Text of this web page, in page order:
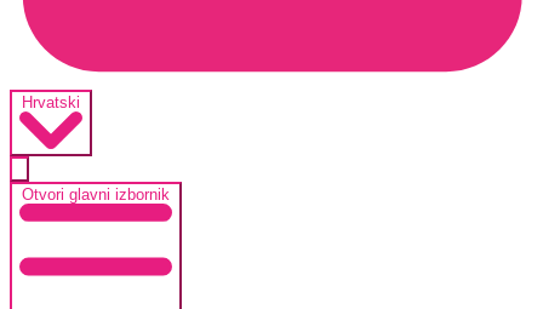
Hrvatski
Otvori glavni izbornik